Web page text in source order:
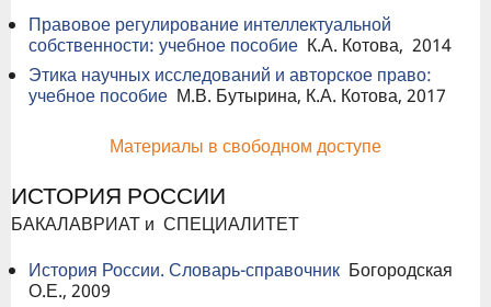
Правовое регулирование интеллектуальной
собственности: учебное пособие К.А. Котова, 2014
Этика научных исследований и авторское право:
учебное пособие М.В. Бутырина, К.А. Котова, 2017
Материалы в свободном доступе
ИСТОРИЯ РОССИИ
БАКАЛАВРИАТ и СПЕЦИАЛИТЕТ
История России. Словарь-справочник Богородская
О.Е., 2009